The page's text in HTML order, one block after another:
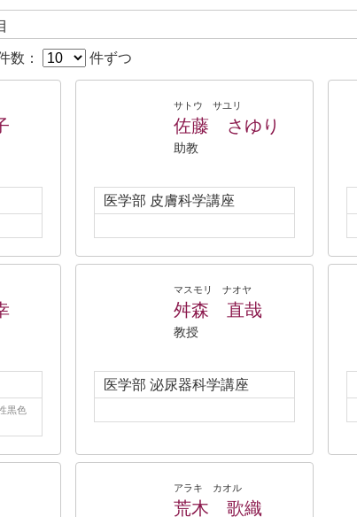
数： 件ずつ
サトウ サユリ
佐藤 さゆり
助教
医学部 皮膚科学講座
黒色
マスモリ ナオヤ
舛森 直哉
教授
医学部 泌尿器科学講座
アラキ カオル
荒木 歌織